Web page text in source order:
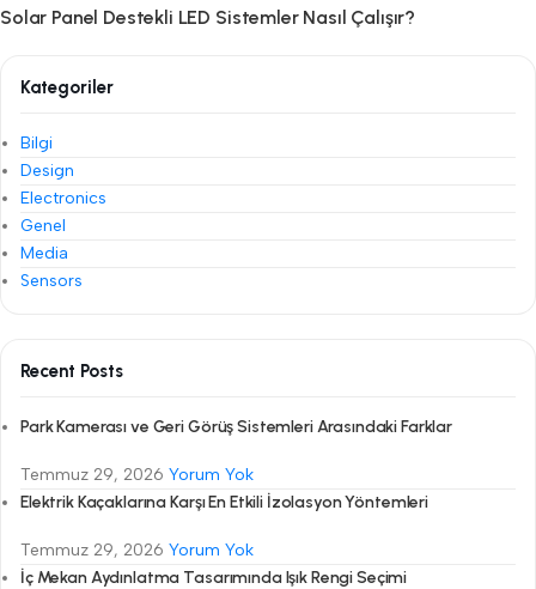
Solar Panel Destekli LED Sistemler Nasıl Çalışır?
Kategoriler
Bilgi
Design
Electronics
Genel
Media
Sensors
Recent Posts
Park Kamerası ve Geri Görüş Sistemleri Arasındaki Farklar
Temmuz 29, 2026 Yorum Yok
Elektrik Kaçaklarına Karşı En Etkili İzolasyon Yöntemleri
Temmuz 29, 2026 Yorum Yok
İç Mekan Aydınlatma Tasarımında Işık Rengi Seçimi